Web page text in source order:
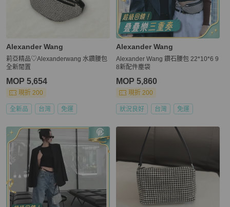
Alexander Wang
莉亞精品♡Alexanderwang 水鑽腰包
全新閒置
MOP 5,654
現折 200
全新品 台灣 免運
Alexander Wang
Alexander Wang 鑽石腰包 22*10*6 9
8新配件塵袋
MOP 5,860
現折 200
狀況良好 台灣 免運